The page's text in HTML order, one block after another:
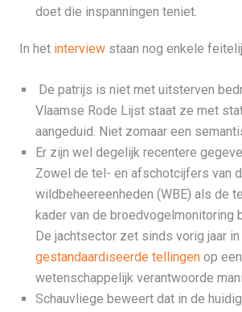
doet die inspanningen teniet.
In het interviewstaan nog enkele
De patrijs is niet met uitsterven
Vlaamse Rode Lijst staat ze met
aangeduid. Niet zomaar een
Er zijn wel degelijk recentere
Zowel de tel- en afschotcijfers van
wildbeheereenheden (WBE) als de
kader van de broedvogelmonitoring
De jachtsector zet sinds vorig jaar in
gestandaardiseerde tellingenop een
wetenschappelijk verantwoorde
Schauvliege beweert dat in de